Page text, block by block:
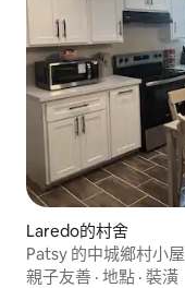
Laredo的村舍
Patsy 的中城鄉村小屋
親子友善 · 地點 · 裝潢